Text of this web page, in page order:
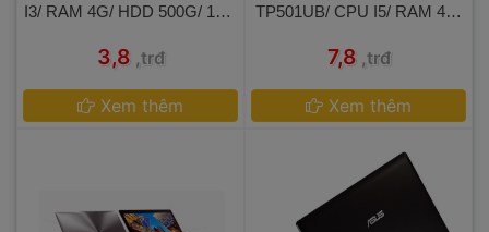
I3/ RAM 4G/ HDD 500G/ 15.6
3,8 ,trđ
Xem thêm
TP501UB/ CPU I5/ RAM 4G/
7,8 ,trđ
Xem thêm